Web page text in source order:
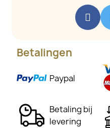
Betalingen
Paypal
Betaling bij
levering